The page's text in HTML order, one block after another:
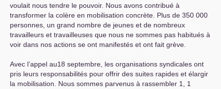
voulait nous tendre le pouvoir. Nous avons contribué à
transformer la colère en mobilisation concrète. Plus de 350 000
personnes, un grand nombre de jeunes et de nombreux
travailleurs et travailleuses que nous ne sommes pas habitués à
voir dans nos actions se ont manifestés et ont fait grève.
Avec l’appel au18 septembre, les organisations syndicales ont
pris leurs responsabilités pour offrir des suites rapides et élargir
la mobilisation. Nous sommes parvenus à rassembler 1, 1